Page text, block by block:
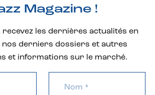
Magazine !
recevez les dernières actualités en
nos derniers dossiers et autres
et informations sur le marché.